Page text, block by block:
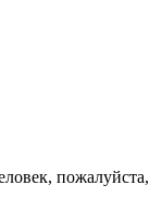
пожалуйста,